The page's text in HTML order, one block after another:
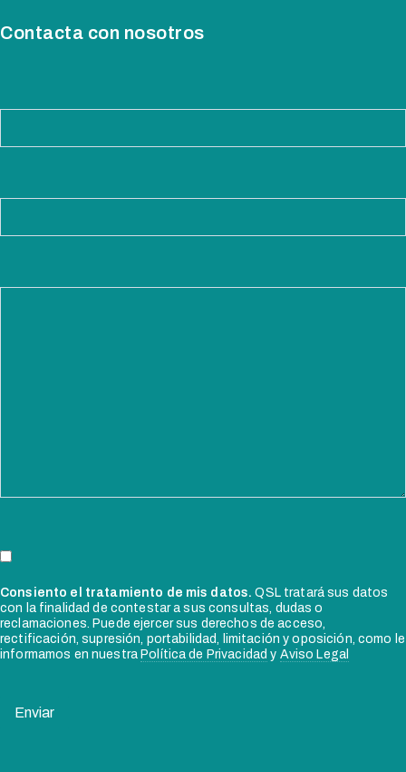
Contacta con nosotros
Consiento el tratamiento de mis datos. QSL tratará sus datos
con la finalidad de contestar a sus consultas, dudas o
reclamaciones. Puede ejercer sus derechos de acceso,
rectificación, supresión, portabilidad, limitación y oposición, como le
informamos en nuestra Política de Privacidad y Aviso Legal